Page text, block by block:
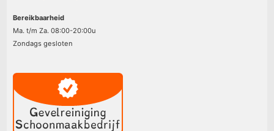
Bereikbaarheid
Ma. t/m Za. 08:00-20:00u
Zondags gesloten